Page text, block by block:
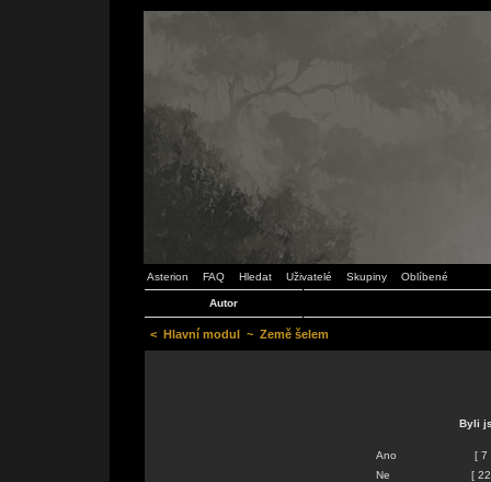
Asterion FAQ Hledat Uživatelé Skupiny Oblíbené
Autor
< Hlavní modul ~ Země šelem
Byli
Ano
[
Ne
[